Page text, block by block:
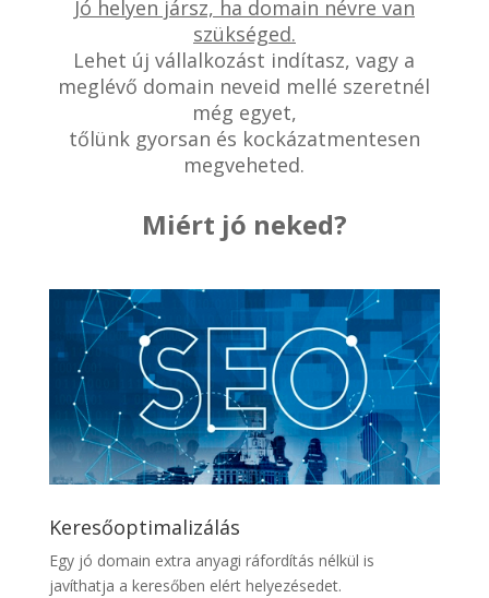
Jó helyen jársz, ha domain névre van
szükséged.
Lehet új vállalkozást indítasz, vagy a
meglévő domain neveid mellé szeretnél
még egyet,
tőlünk gyorsan és kockázatmentesen
megveheted.
Miért jó neked?
Keresőoptimalizálás
Egy jó domain extra anyagi ráfordítás nélkül is
javíthatja a keresőben elért helyezésedet.